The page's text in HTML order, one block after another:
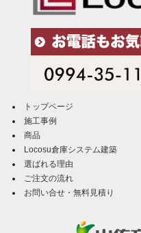
トップページ
施工事例
商品
Locosu倉庫システム建築
選ばれる理由
ご注文の流れ
お問い合せ・無料見積り